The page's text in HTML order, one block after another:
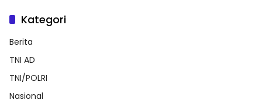
Kategori
Berita
TNI AD
TNI/POLRI
Nasional